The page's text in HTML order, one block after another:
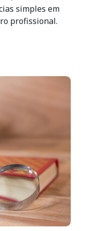
simples em
profissional.